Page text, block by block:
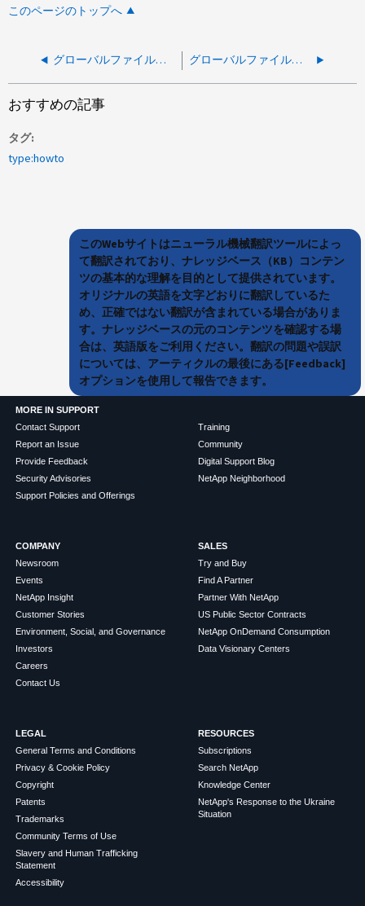
このページのトップへ
グローバルファイルキャッシュ：破損したファイルをおよび Edge から削除する方法 グローバルファイルキャッシュ：GFCエッジでアクセスベースの列挙（ABE）を無効にする方法
おすすめの記事
タグ
type:howto
このWebサイトはニューラル機械翻訳ツールによっ
て翻訳されており、ナレッジベース（KB）コンテン
ツの基本的な理解を目的として提供されています。
オリジナルの英語を文字どおりに翻訳しているた
め、正確ではない翻訳が含まれている場合がありま
す。ナレッジベースの元のコンテンツを確認する場
合は、英語版をご利用ください。翻訳の問題や誤訳
については、アーティクルの最後にある[Feedback]
オプションを使用して報告できます。
MORE IN SUPPORT
Contact Support
Report an Issue
Provide Feedback
Security Advisories
Support Policies and Offerings
Training
Community
Digital Support Blog
NetApp Neighborhood
COMPANY
Newsroom
Events
NetApp Insight
Customer Stories
Environment, Social, and Governance
Investors
Careers
Contact Us
SALES
Try and Buy
Find A Partner
Partner With NetApp
US Public Sector Contracts
NetApp OnDemand Consumption
Data Visionary Centers
LEGAL
General Terms and Conditions
Privacy & Cookie Policy
Copyright
Patents
Trademarks
Community Terms of Use
Slavery and Human Trafficking
Statement
Accessibility
RESOURCES
Subscriptions
Search NetApp
Knowledge Center
NetApp's Response to the Ukraine
Situation